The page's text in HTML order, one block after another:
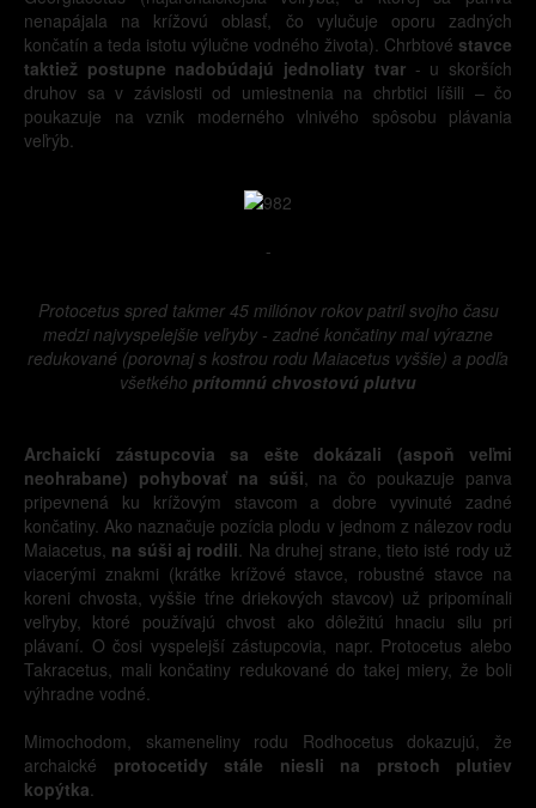
nenapájala na krížovú oblasť, čo vylučuje oporu zadných
končatín a teda istotu výlučne vodného života). Chrbtové stavce
taktiež postupne nadobúdajú jednoliaty tvar- u skorších
druhov sa v závislosti od umiestnenia na chrbtici líšili – čo
poukazuje na vznik moderného vlnivého spôsobu plávania
veľrýb.
-
Protocetus spred takmer 45 miliónov rokov patril svojho času
medzi najvyspelejšie veľryby - zadné končatiny mal výrazne
redukované (porovnaj s kostrou rodu Maiacetus vyššie) a podľa
všetkého prítomnú chvostovú plutvu
Archaickí zástupcovia sa ešte dokázali (aspoň veľmi
neohrabane) pohybovať na súši , na čo poukazuje panva
pripevnená ku krížovým stavcom a dobre vyvinuté zadné
končatiny. Ako naznačuje pozícia plodu v jednom z nálezov rodu
Maiacetus, na súši aj rodili . Na druhej strane, tieto isté rody už
viacerými znakmi (krátke krížové stavce, robustné stavce na
koreni chvosta, vyššie tŕne driekových stavcov) už pripomínali
veľryby, ktoré používajú chvost ako dôležitú hnaciu silu pri
plávaní. O čosi vyspelejší zástupcovia, napr. Protocetus alebo
Takracetus, mali končatiny redukované do takej miery, že boli
výhradne vodné.
Mimochodom, skameneliny rodu Rodhocetus dokazujú, že
archaické protocetidy stále niesli na prstoch plutiev
kopýtka